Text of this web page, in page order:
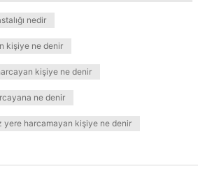
nedir
kişiye ne denir
kişiye ne denir
ne denir
yere harcamayan kişiye ne denir